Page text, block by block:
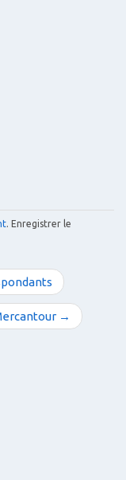
. Enregistrer le
→